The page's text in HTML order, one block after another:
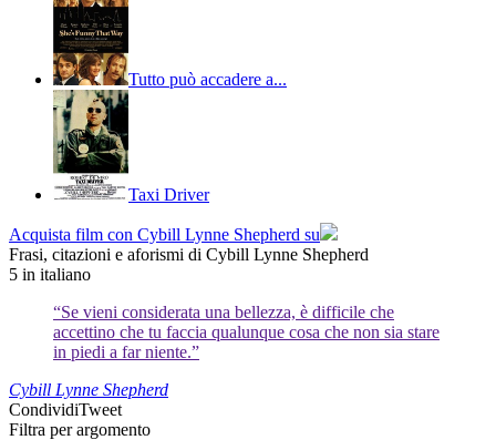
Tutto può accadere a...
Taxi Driver
Acquista film con Cybill Lynne Shepherd su
Frasi, citazioni e aforismi di Cybill Lynne Shepherd
5 in italiano
“Se vieni considerata una bellezza, è difficile che
accettino che tu faccia qualunque cosa che non sia stare
in piedi a far niente.”
Cybill Lynne Shepherd
CondividiTweet
Filtra per argomento